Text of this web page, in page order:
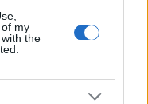
my
the